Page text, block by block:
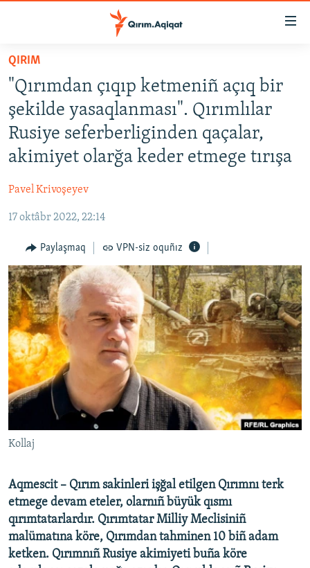
Esas
qaytmaq
Baş
navigatsiyağa
qaytmaq
Qıdıruvğa
HABERLER
SİYASET
İQTİSADİYAT
CEMİYET
İNSAN AQLARI
VİDEO
SÜRET
BLOGLAR
FİKİR
Русский
Українською
QOŞULIÑIZ!
QIRIM
"Qırımdan çıqıp ketmeniñ açıq bir
şekilde yasaqlanması". Qırımlılar
Rusiye seferberliginden qaçalar,
akimiyet olarğa keder etmege tırışa
Pavel Krivoşeyev
17 oktâbr 2022, 22:14
Paylaşmaq VPN-siz oquñız
Kollaj
Aqmescit – Qırım sakinleri işğal etilgen Qırımnı terk
etmege devam eteler, olarnıñ büyük qısmı
qırımtatarlardır. Qırımtatar Milliy Meclisiniñ
malümatına köre, Qırımdan tahminen 10 biñ adam
ketken. Qırımnıñ Rusiye akimiyeti buña köre